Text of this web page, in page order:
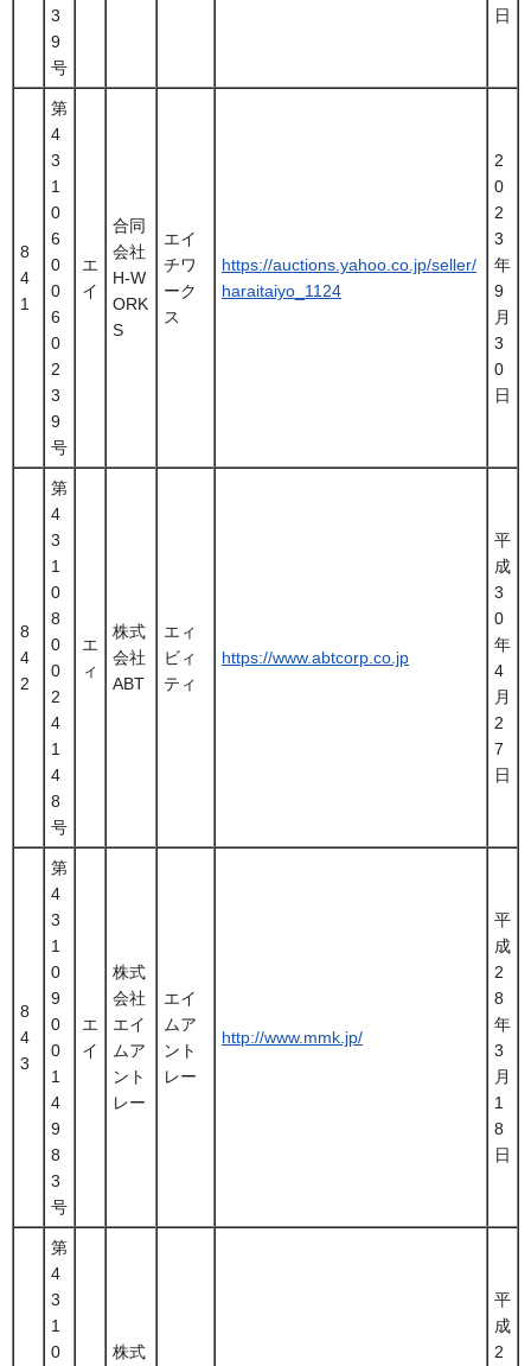
3
9
号
日
8
4
1
第
4
3
1
0
6
0
0
6
0
2
3
9
号
エ
イ
合同
会社
H-W
ORK
S
エイ
チワ
ーク
ス
https://auctions.yahoo.co.jp/seller/
haraitaiyo_1124
2
0
2
3
年
9
月
3
0
日
8
4
2
第
4
3
1
0
8
0
0
2
4
1
4
8
号
エ
ィ
株式
会社
ABT
エィ
ビィ
ティ
https://www.abtcorp.co.jp
平
成
3
0
年
4
月
2
7
日
8
4
3
第
4
3
1
0
9
0
0
1
4
9
8
3
号
エ
イ
株式
会社
エイ
ムア
ント
レー
エイ
ムア
ント
レー
http://www.mmk.jp/
平
成
2
8
年
3
月
1
8
日
第
4
3
1
0
株式
平
成
2